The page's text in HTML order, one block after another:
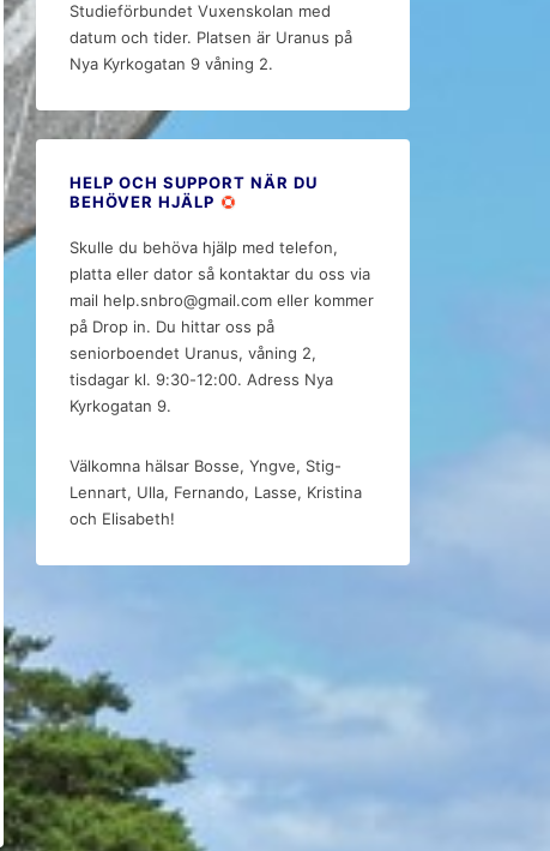
Studieförbundet Vuxenskolan med
datum och tider. Platsen är Uranus på
Nya Kyrkogatan 9 våning 2.
HELP OCH SUPPORT NÄR DU
BEHÖVER HJÄLP
Skulle du behöva hjälp med telefon,
platta eller dator så kontaktar du oss via
mail help.snbro@gmail.com eller kommer
på Drop in. Du hittar oss på
seniorboendet Uranus, våning 2,
tisdagar kl. 9:30-12:00. Adress Nya
Kyrkogatan 9.
Välkomna hälsar Bosse, Yngve, Stig-
Lennart, Ulla, Fernando, Lasse, Kristina
och Elisabeth!